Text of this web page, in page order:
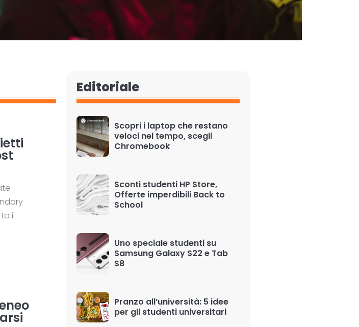
i
Editoriale
Scopri i laptop che restano
veloci nel tempo, scegli
Chromebook
Sconti studenti HP Store,
Offerte imperdibili Back to
School
Uno speciale studenti su
Samsung Galaxy S22 e Tab
S8
Pranzo all’università: 5 idee
per gli studenti universitari